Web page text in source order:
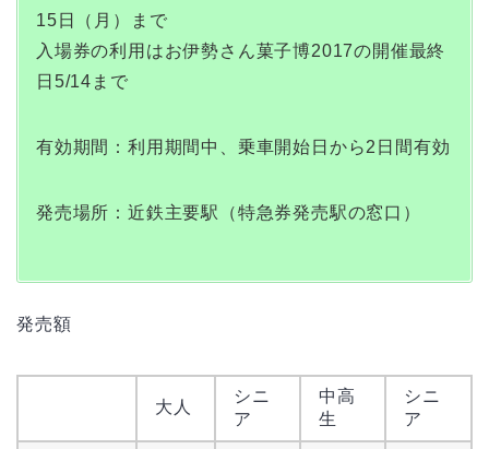
15日（月）まで
入場券の利用はお伊勢さん菓子博2017の開催最終
日5/14まで
有効期間：利用期間中、乗車開始日から2日間有効
発売場所：近鉄主要駅（特急券発売駅の窓口）
発売額
大人
シニ
ア
中高
生
シニ
ア